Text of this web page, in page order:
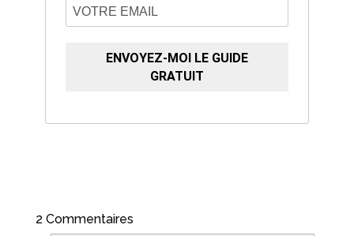
ENVOYEZ-MOI LE GUIDE
GRATUIT
2 Commentaires